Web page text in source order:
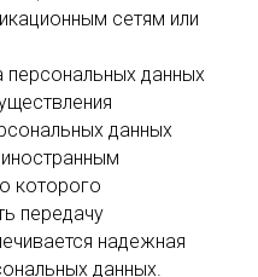
сетям или
персональных данных
данных
которого
передачу
надежная
данных.